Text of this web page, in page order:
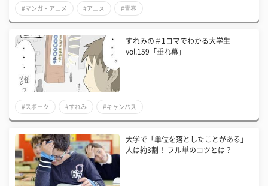
#マンガ・アニメ #アニメ #青春
すれみの＃1コマでわかる大学生
vol.159「垂れ幕」
#スポーツ #すれみ #キャンパス
大学で「単位を落としたことがある」
人は約3割！ フル単のコツとは？